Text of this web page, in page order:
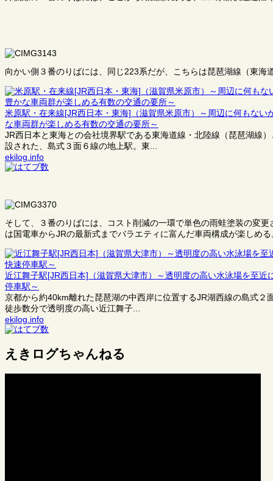
向かい側３番のりばには、同じ223系だが、こちらは琵琶湖線（東海
米原駅・在来線[JR西日本・東海]（滋賀県米原市）～周辺に何もな
な車両群が楽しめる有数の交通の要所～
JR西日本と東海との会社境界駅である東海道線・北陸線（琵琶湖線
設された、島式３面６線の地上駅。東...
ekilog.info
そして、３番のりばには、コスト削減の一環で単色の雨蛙塗装の変
は国電車からJRの最新式までバラエティに富んだ車両構成が楽しめる
近江舞子駅[JR西日本]（滋賀県大津市）～透明度の高い水泳場を至
停車駅～
京都から約40km離れた琵琶湖の中西岸に位置するJR湖西線の島式２
徒歩数分で透明度の高い近江舞子...
ekilog.info
えきログちゃんねる